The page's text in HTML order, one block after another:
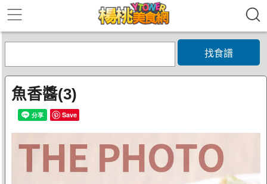
找食譜
魚香醬(3)
Save